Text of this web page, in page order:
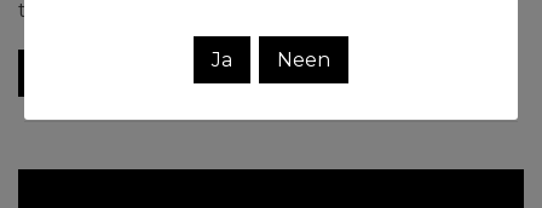
tankt. Bekijk het filmpje!
www.jonasdevacht.com
Ja Neen